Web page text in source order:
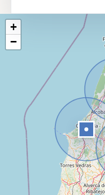
+
−